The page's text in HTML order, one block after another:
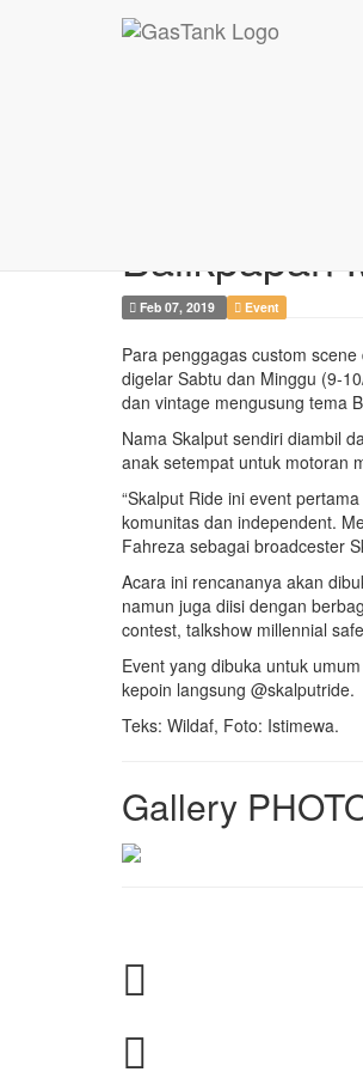
Skalput Ride
Skalput
Balikpapan
Feb 07, 2019 Event
Para penggagas custom
digelar Sabtu dan Minggu (9-
dan vintage mengusung tema
Nama Skalput sendiri diambil
anak setempat untuk motoran
“Skalput Ride ini event
komunitas dan independent.
Fahreza sebagai broadcester
Acara ini rencananya akan
namun juga diisi dengan
contest, talkshow millennial
Event yang dibuka untuk
kepoin langsung @skalputride.
Teks: Wildaf, Foto: Istimewa.
Gallery